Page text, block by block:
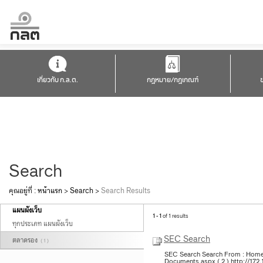
เกี่ยวกับ ก.ล.ต. กฎหมาย/กฎเกณฑ์
Search
คุณอยู่ที่ :หน้าแรก >Search >Search Results
แผนผังเว็บ
ทุกประเภท แผนผังเว็บ
ตลาดรอง ( 1 )
1 - 1of 1 results
SEC Search
SEC Search Search From :